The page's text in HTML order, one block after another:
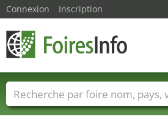
Connexion Inscription
Foire noms Pays Villes